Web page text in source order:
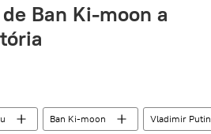
Ban Ki-moon a
Ban Ki-moon Vladimir Putin